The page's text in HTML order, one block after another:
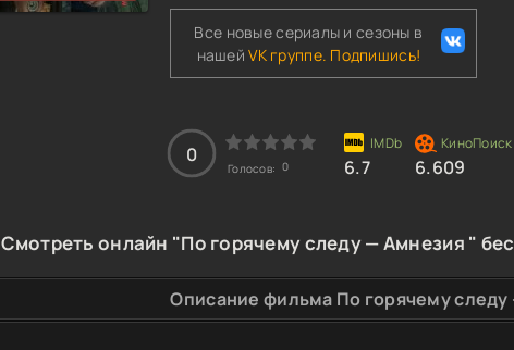
Все новые сериалы и сезоны в
нашейVK группе. Подпишись!
0
Голосов: 0 6.7 6.609
Смотреть онлайн "По горячему следу — Амнезия "
Описание фильма По горячему